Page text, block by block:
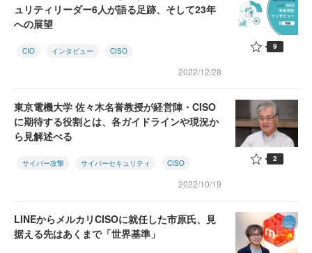
ュリティリーダー6人が語る足跡、そして23年
への展望
CIO インタビュー CISO
2022/12/28
9
東京電機大学 佐々木名誉教授が経営陣・CISO
に期待する役割とは、各ガイドラインや現況か
ら見解述べる
サイバー攻撃 サイバーセキュリティ CISO
2022/10/19
2
LINEからメルカリCISOに就任した市原氏、見
据える先はあくまで「世界基準」